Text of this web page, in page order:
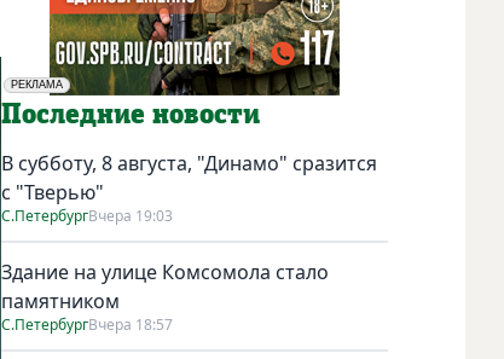
РЕКЛАМА
Социальная реклама
Последние новости
В субботу, 8 августа, "Динамо" сразится
с "Тверью"
С.ПетербургВчера 19:03
Здание на улице Комсомола стало
памятником
С.ПетербургВчера 18:57